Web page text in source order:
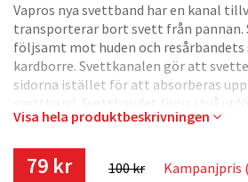
Vapros nya svettband har en kanal
transporterar bort svett från
följsamt mot huden och
kardborre. Svettkanalen gör att
sidorna istället för att absorberas
svettband. Svettbandet finns i två
resårband med orienteringsskärmar
Visa hela produktbeskrivningen
79 kr 100 kr
Kampanjpris